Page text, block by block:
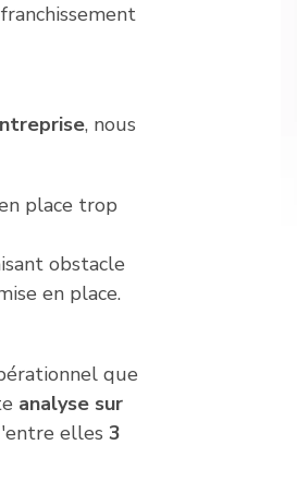
, nous
place trop
obstacle
en place.
que
analyse sur
elles 3